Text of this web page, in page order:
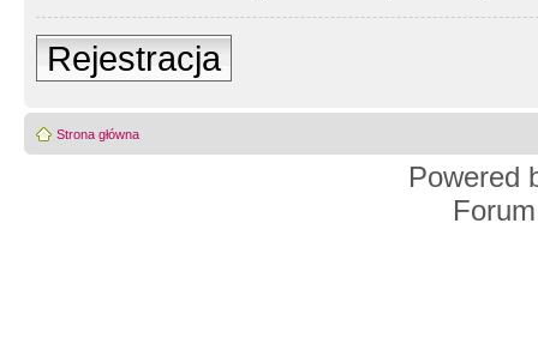
Rejestracja
Strona główna
Powered